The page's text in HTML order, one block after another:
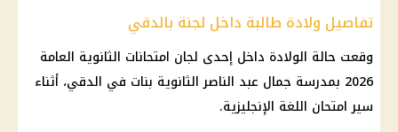
تفاصيل ولادة طالبة داخل لجنة بالدقي
وقعت حالة الولادة داخل إحدى لجان امتحانات الثانوية العامة
2026 بمدرسة جمال عبد الناصر الثانوية بنات في الدقي، أثناء
سير امتحان اللغة الإنجليزية.